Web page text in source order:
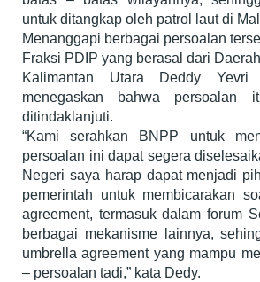
untuk ditangkap oleh patrol laut di
Menanggapi berbagai persoalan
Fraksi PDIP yang berasal dari
Kalimantan Utara Deddy Yevri
menegaskan bahwa persoalan
ditindaklanjuti.
“Kami serahkan BNPP untuk
persoalan ini dapat segera
Negeri saya harap dapat menjadi
pemerintah untuk membicarakan
agreement, termasuk dalam forum
berbagai mekanisme lainnya,
umbrella agreement yang mampu
– persoalan tadi,” kata Dedy.